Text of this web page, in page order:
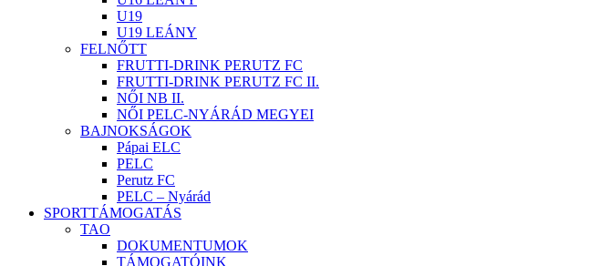
U19
U19 LEÁNY
FELNŐTT
FRUTTI-DRINK PERUTZ FC
FRUTTI-DRINK PERUTZ FC II.
NŐI NB II.
NŐI PELC-NYÁRÁD MEGYEI
BAJNOKSÁGOK
Pápai ELC
PELC
Perutz FC
PELC – Nyárád
SPORTTÁMOGATÁS
TAO
DOKUMENTUMOK
TÁMOGATÓINK